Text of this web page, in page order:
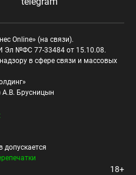
Online» (на связи).
Эл №ФС 77-33484 от 15.10.08.
в сфере связи и массовых
А.В. Брусницын
18+